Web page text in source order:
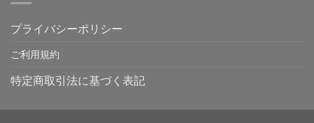
プライバシーポリシー
ご利用規約
特定商取引法に基づく表記